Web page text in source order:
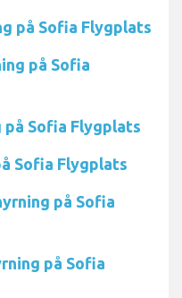
på Sofia Flygplats
på Sofia
Sofia Flygplats
Sofia Flygplats
på Sofia
på Sofia